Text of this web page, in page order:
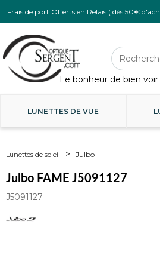
Frais de port Offerts en Relais ( dès 50€
LUNETTES DE VUE
Lunettes de soleil Julbo
Julbo FAME J5091127
J5091127